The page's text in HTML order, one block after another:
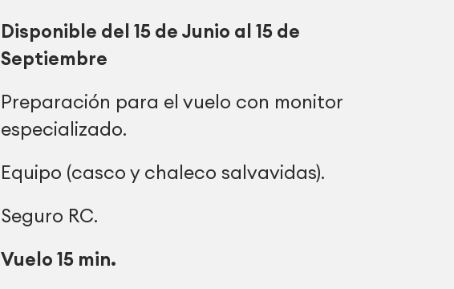
Disponible del 15 de Junio al 15 de
Septiembre
Preparación para el vuelo con monitor
especializado.
Equipo (casco y chaleco salvavidas).
Seguro RC.
Vuelo 15 min.